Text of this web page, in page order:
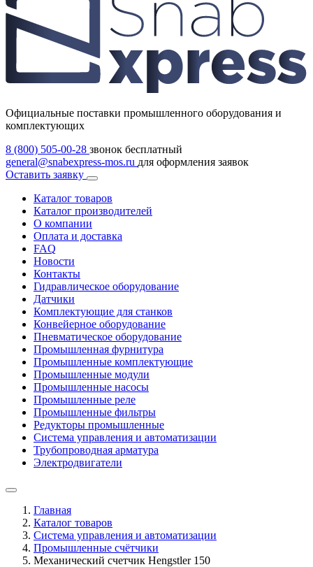
Официальные поставки промышленного оборудования и
комплектующих
8 (800) 505-00-28 звонок бесплатный
general@snabexpress-mos.ru для оформления заявок
Оставить заявку
Каталог товаров
Каталог производителей
О компании
Оплата и доставка
FAQ
Новости
Контакты
Гидравлическое оборудование
Датчики
Комплектующие для станков
Конвейерное оборудование
Пневматическое оборудование
Промышленная фурнитура
Промышленные комплектующие
Промышленные модули
Промышленные насосы
Промышленные реле
Промышленные фильтры
Редукторы промышленные
Система управления и автоматизации
Трубопроводная арматура
Электродвигатели
Главная
Каталог товаров
Система управления и автоматизации
Промышленные счётчики
Механический счетчик Hengstler 150